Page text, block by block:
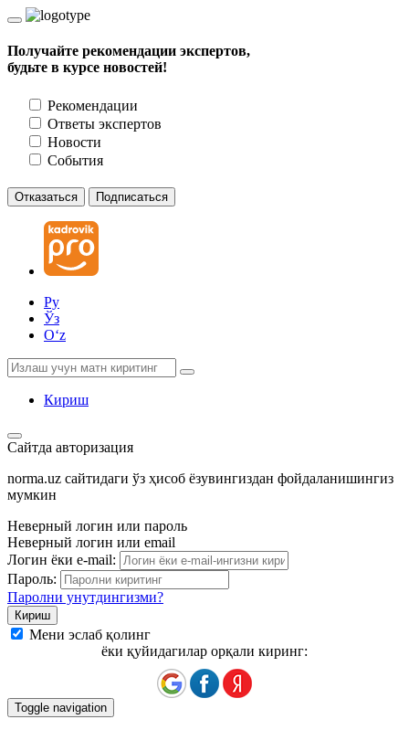
Получайте рекомендации экспертов,
будьте в курсе новостей!
Рекомендации
Ответы экспертов
Новости
События
Отказаться Подписаться
Ру
Ўз
Oʻz
Кириш
Сайтда авторизация
norma.uz сайтидаги ўз ҳисоб ёзувингиздан фойдаланишингиз
мумкин
Неверный логин или пароль
Неверный логин или email
Логин ёки e-mail:
Пароль:
Паролни унутдингизми?
Мени эслаб қолинг
ёки қуйидагилар орқали киринг:
Toggle navigation